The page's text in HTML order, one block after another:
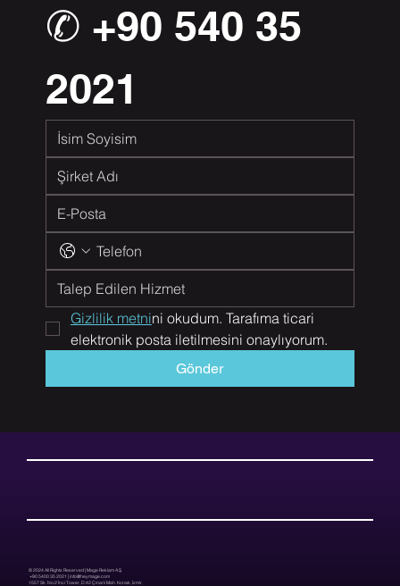
✆ +90 540 35
2021
Gizlilik metnini okudum. Tarafıma ticari
elektronik posta iletilmesini onaylıyorum.
Gönder
© 2024 All Rights Reserved | Mage Reklam A.Ş.
+90 5400 35 2021 |info@heymage.com
1557 Sk. No:2 İnci Tower, D:42 Çınarlı Mah. Konak, İzmir.